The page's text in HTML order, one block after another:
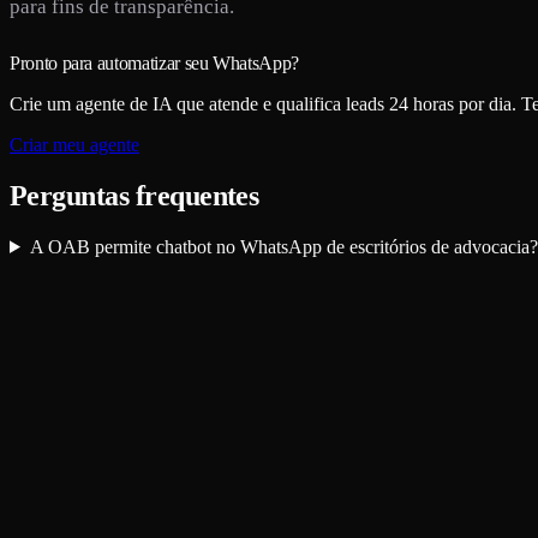
para fins de transparência.
Pronto para automatizar seu WhatsApp?
Crie um agente de IA que atende e qualifica leads 24 horas por dia.
Criar meu agente
Perguntas frequentes
A OAB permite chatbot no WhatsApp de escritórios de advocacia?